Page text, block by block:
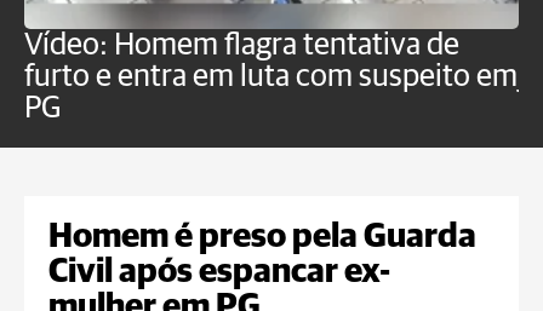
Vídeo: Homem flagra tentativa de
furto e entra em luta com suspeito em
PG
Homem é preso pela Guarda
Civil após espancar ex-